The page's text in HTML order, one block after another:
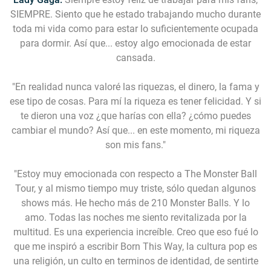
SIEMPRE. Siento que he estado trabajando mucho durante
toda mi vida como para estar lo suficientemente ocupada
para dormir. Así que... estoy algo emocionada de estar
cansada.
"En realidad nunca valoré las riquezas, el dinero, la fama y
ese tipo de cosas. Para mí la riqueza es tener felicidad. Y si
te dieron una voz ¿que harías con ella? ¿cómo puedes
cambiar el mundo? Así que... en este momento, mi riqueza
son mis fans."
"Estoy muy emocionada con respecto a The Monster Ball
Tour, y al mismo tiempo muy triste, sólo quedan algunos
shows más. He hecho más de 210 Monster Balls. Y lo
amo. Todas las noches me siento revitalizada por la
multitud. Es una experiencia increíble. Creo que eso fué lo
que me inspiró a escribir Born This Way, la cultura pop es
una religión, un culto en terminos de identidad, de sentirte